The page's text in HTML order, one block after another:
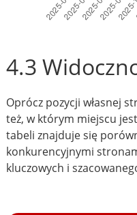
4.3
Oprócz pozycji własnej
też, w którym miejscu
tabeli znajduje się
konkurencyjnymi
kluczowych i